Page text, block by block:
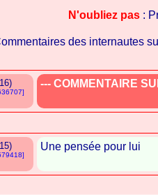
N'oubliez pas :
des internautes
--- COMMENTAIRE
Une pensée pour lui